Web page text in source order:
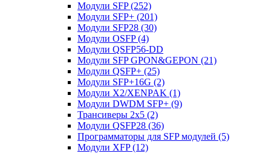
Модули SFP(252)
Модули SFP+ (201)
Модули SFP28 (30)
Модули OSFP(4)
Модули QSFP56-DD
Модули SFP GPON&GEPON (21)
Модули QSFP+ (25)
Модули SFP+16G (2)
Модули X2/XENPAK (1)
Модули DWDM SFP+ (9)
Трансиверы 2x5 (2)
Модули QSFP28 (36)
Программаторы для SFP модулей (5)
Модули XFP(12)